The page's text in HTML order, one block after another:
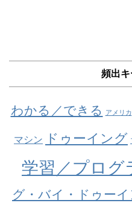
頻出
わかる／できる アメリカ
マシン ドゥーイング
学習／プログ
グ・バイ・ドゥー